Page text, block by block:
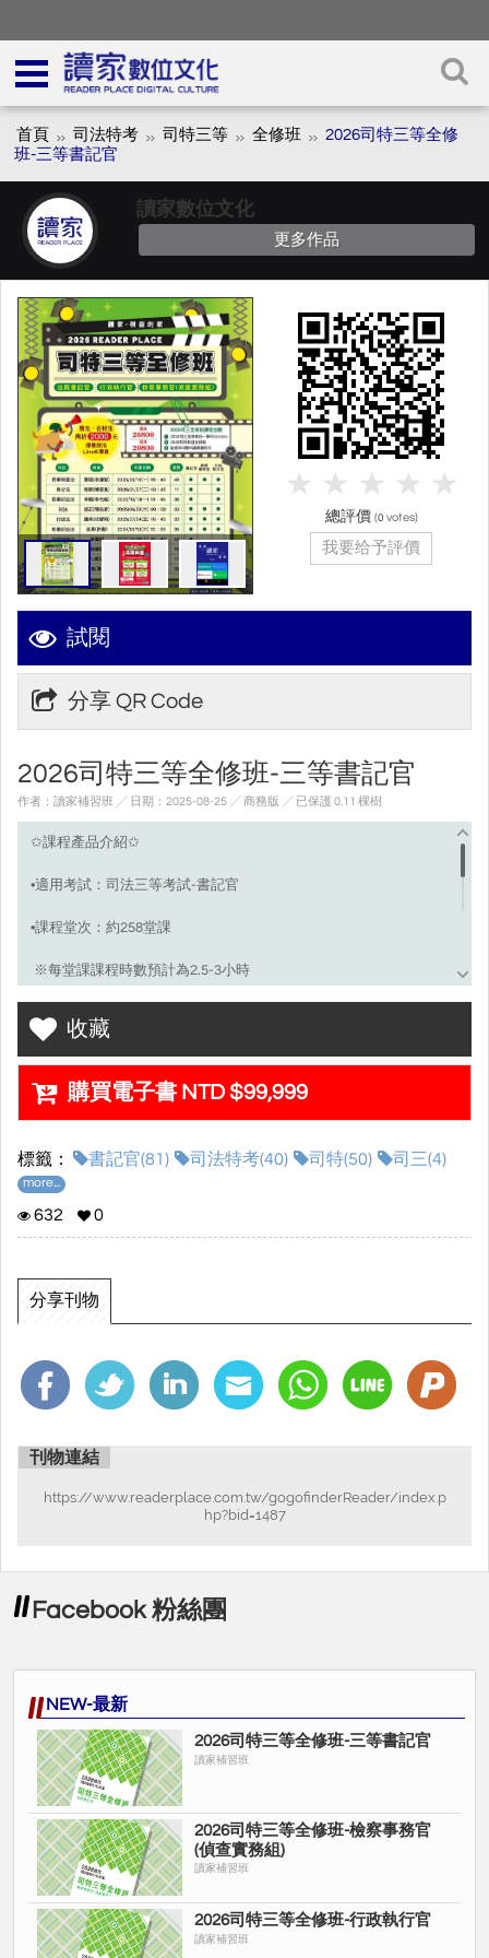
首頁 司法特考 司特三等 全修班
2026司特三等全修
班-三等書記官
讀家數位文化
更多作品
試閱
分享 QR Code
2026司特三等全修班-三等書記官
作者：讀家補習班 ╱ 日期：2025-08-25 ╱ 商務版 ╱ 已保護 0.11 棵樹
✩課程產品介紹✩
•適用考試：司法三等考試-書記官
•課程堂次：約258堂課
※每堂課課程時數預計為2.5-3小時
•課程服務期限：2026/08/31
•課程觀看期限：2027/08/31
▸超優師資陣容，額外贈送當年度共同科目全修班課程
▸打穩基礎，完整你對於各科的架構理念
▸最實用的電子書網站(各經驗談、修法講座、歷屆考題、考前重
▸解鎖超過500題申論解題影片，讓你刷題刷到飽！
收藏
購買電子書 NTD $99,999
標籤： 書記官(81) 司法特考(40) 司特(50) 司三(4)
more...
632 0
分享刊物
刊物連結
https://www.readerplace.com.tw/gogofinderReader/index.p
hp?bid=1487
Facebook 粉絲團
總評價 (0 votes)
我要给予評價
NEW-最新
2026司特三等全修班-三等書記官
讀家補習班
2026司特三等全修班-檢察事務官
(偵查實務組)
讀家補習班
2026司特三等全修班-行政執行官
讀家補習班